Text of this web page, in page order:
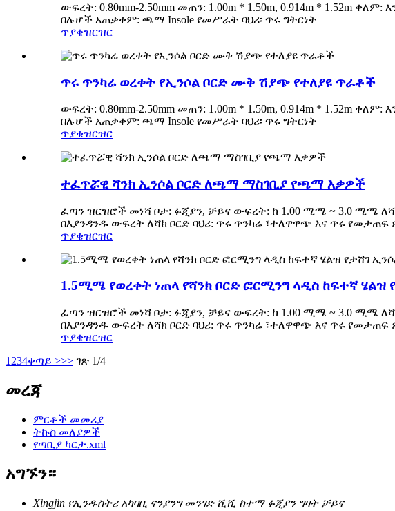
ውፍረት: 0.80mm-2.50mm መጠን: 1.00m * 1.50m, 0.914m * 1.52m
በሉሆች አጠቃቀም: ጫማ Insole የመሥራት ባህሪ፡ ጥሩ ግትርነት
ጥያቄዝርዝር
ጥሩ ጥንካሬ ወረቀት የኢንሶል ቦርድ ሙቅ ሽያጭ የተለያዩ ጥራቶች
ውፍረት: 0.80mm-2.50mm መጠን: 1.00m * 1.50m, 0.914m * 1.52m
በሉሆች አጠቃቀም: ጫማ Insole የመሥራት ባህሪ፡ ጥሩ ግትርነት
ጥያቄዝርዝር
ተፈጥሯዊ ሻንክ ኢንሶል ቦርድ ለጫማ ማስገቢያ የጫማ እቃዎች
ፈጣን ዝርዝሮች መነሻ ቦታ: ፉጂያን, ቻይና ውፍረት: ከ 1.00 ሚሜ ~ 3.0 ሚሜ
በእያንዳንዱ ውፍረት ለሻክ ቦርድ ባህሪ: ጥሩ ጥንካሬ ፣ተለዋዋጭ እና ጥሩ
ጥያቄዝርዝር
1.5ሚሜ የወረቀት ነጠላ የሻንክ ቦርድ ፎርሚንግ ላዲስ ከፍተኛ ሄልዝ
ፈጣን ዝርዝሮች መነሻ ቦታ: ፉጂያን, ቻይና ውፍረት: ከ 1.00 ሚሜ ~ 3.0 ሚሜ
በእያንዳንዱ ውፍረት ለሻክ ቦርድ ባህሪ: ጥሩ ጥንካሬ ፣ተለዋዋጭ እና ጥሩ
ጥያቄዝርዝር
1 234ቀጣይ >>> ገጽ 1/4
መረጃ
ምርቶች መመሪያ
ትኩስ መለያዎች
የጣቢያ ካርታ.xml
አግኙን።
Xingjin የኢንዱስትሪ አካባቢ ናንያንግ መንገድ ሺሺ ከተማ ፉጂያን ግዛት ቻይና